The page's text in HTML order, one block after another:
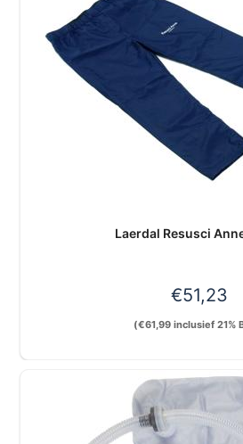
Laerdal Resusci
€51,23
(€61,99 inclusief 21%